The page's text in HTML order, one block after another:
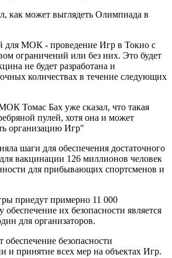
как может выглядеть Олимпиада в
для МОК - проведение Игр в Токио с
ограничений или без них. Это будет
не будет разработана и
количествах в течение следующих
Томас Бах уже сказал, что такая
пулей, хотя она и может
организацию Игр"
шаги для обеспечения достаточного
вакцинации 126 миллионов человек
для прибывающих спортсменов и
приедут примерно 11 000
обеспечение их безопасности является
для организаторов.
безопасности
и принятие всех мер на объектах Игр.